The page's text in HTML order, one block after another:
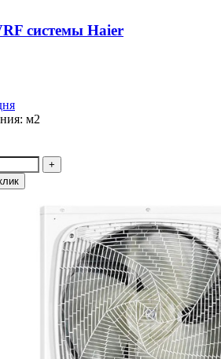
системы Haier
м2